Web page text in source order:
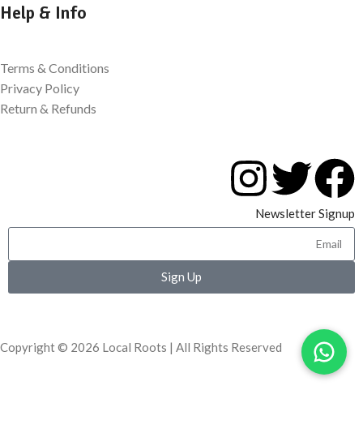
Help & Info
Terms & Conditions
Privacy Policy
Return & Refunds
Newsletter Signup
Sign Up
Copyright © 2026 Local Roots | All Rights Reserved